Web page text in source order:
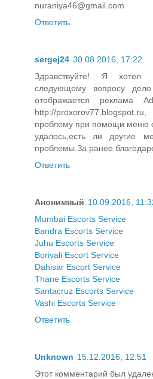
nuraniya46@gmail.com
Ответить
sergej24 30.08.2016, 17:22
Здравствуйте! Я хотел
следующему вопросу
отображается реклама
http://
проблему при помощи меню
удалось,есть ли другие
проблемы.За ранее
Ответить
Анонимный 10.09.2016,
Mumbai Escorts Service
Bandra Escorts Service
Juhu Escorts Service
Borivali Escort Service
Dahisar Escort Service
Thane Escorts Service
Santacruz Escorts Service
Vashi Escorts Service
Ответить
Unknown 15.12.2016, 12:51
Этот комментарий был